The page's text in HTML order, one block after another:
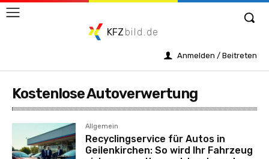
KFZ bild.de
Anmelden / Beitreten
Kostenlose Autoverwertung
Allgemein
Recyclingservice für Autos in
Geilenkirchen: So wird Ihr Fahrzeug